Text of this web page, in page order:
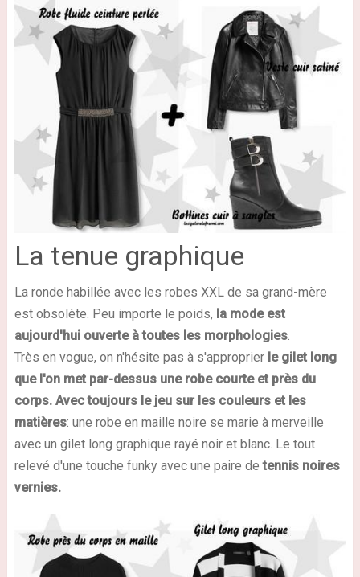
La tenue graphique
La ronde habillée avec les robes XXL de sa grand-mère
est obsolète. Peu importe le poids, la mode est
aujourd'hui ouverte à toutes les morphologies.
Très en vogue, on n'hésite pas à s'approprier le gilet long
que l'on met par-dessus une robe courte et près du
corps. Avec toujours le jeu sur les couleurs et les
matières: une robe en maille noire se marie à merveille
avec un gilet long graphique rayé noir et blanc. Le tout
relevé d'une touche funky avec une paire detennis noires
vernies.